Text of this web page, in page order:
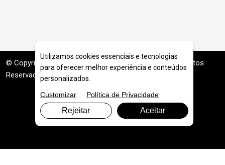
© Copyright 2026. DIVIA Marketing Digital . Todos os Direitos
Reservados
Utilizamos cookies essenciais e tecnologias
para oferecer melhor experiência e conteúdos
personalizados.
Customizar
Política de Privacidade
Rejeitar Aceitar